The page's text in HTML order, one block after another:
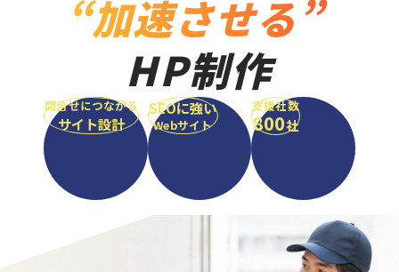
“加速させる”
HP制作
問合せにつながる
サイト設計
SEOに強い
Webサイト
支援社数
800社